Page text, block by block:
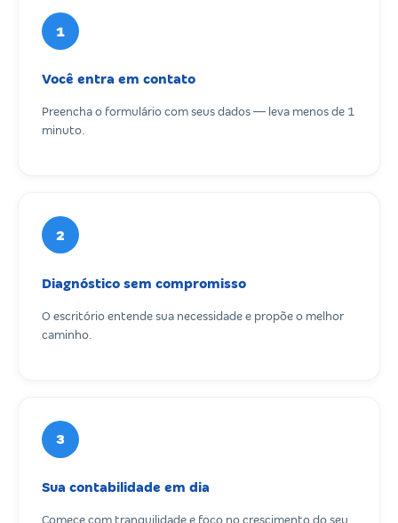
1
Você entra em contato
Preencha o formulário com seus dados — leva menos de 1
minuto.
2
Diagnóstico sem compromisso
O escritório entende sua necessidade e propõe o melhor
caminho.
3
Sua contabilidade em dia
Comece com tranquilidade e foco no crescimento do seu